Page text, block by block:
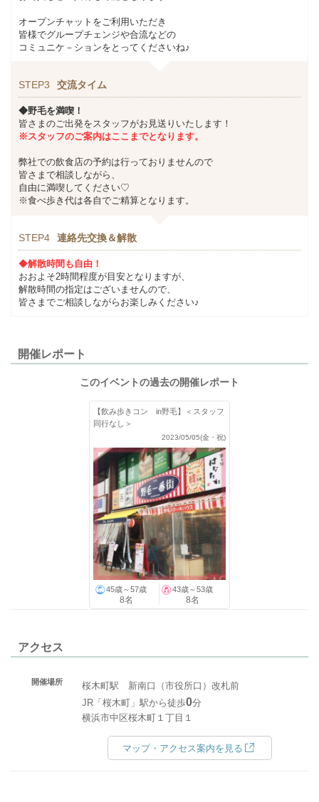
オープンチャットをご利用いただき
皆様でグループチェンジや合流などの
コミュニケ－ションをとってくださいね♪
STEP3 交流タイム
◆野毛を満喫！
皆さまのご出発をスタッフがお見送りいたします！
※スタッフのご案内はここまでとなります。
弊社での飲食店の予約は行っておりませんので
皆さまで相談しながら、
自由に満喫してください♡
※食べ歩き代は各自でご精算となります。
STEP4 連絡先交換＆解散
◆解散時間も自由！
おおよそ2時間程度が目安となりますが、
解散時間の指定はございませんので、
皆さまでご相談しながらお楽しみください♪
開催レポート
このイベントの過去の開催レポート
【飲み歩きコン in野毛】＜スタッフ
同行なし＞
2023/05/05(金・祝)
45歳～57歳
8名
43歳～53歳
8名
アクセス
開催場所
桜木町駅 新南口（市役所口）改札前
JR「桜木町」駅から徒歩0分
横浜市中区桜木町１丁目１
マップ・アクセス案内を見る